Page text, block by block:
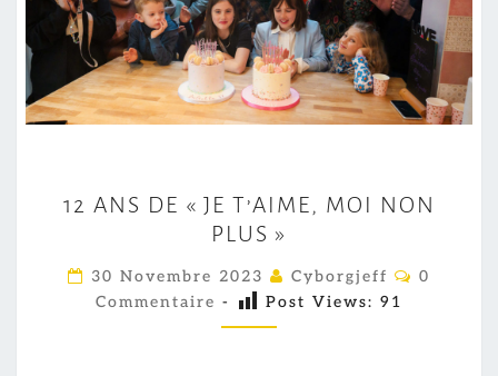
2
A
N
S
D
12 ANS DE « JE T’AIME, MOI NON
PLUS »
30 Novembre 2023 Cyborgjeff
C
0
Commentaire - Post Views: 91